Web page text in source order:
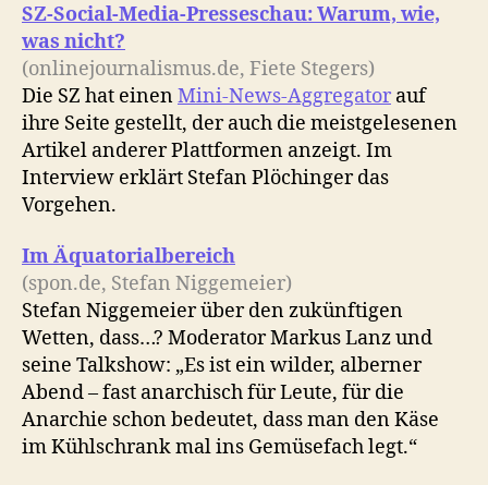
SZ-Social-Media-Presseschau: Warum, wie,
was nicht?
(onlinejournalismus.de, Fiete Stegers)
Die SZ hat einenMini-News-Aggregator auf
ihre Seite gestellt, der auch die meistgelesenen
Artikel anderer Plattformen anzeigt. Im
Interview erklärt Stefan Plöchinger das
Vorgehen.
Im Äquatorialbereich
(spon.de, Stefan Niggemeier)
Stefan Niggemeier über den zukünftigen
Wetten, dass…? Moderator Markus Lanz und
seine Talkshow: „Es ist ein wilder, alberner
Abend – fast anarchisch für Leute, für die
Anarchie schon bedeutet, dass man den Käse
im Kühlschrank mal ins Gemüsefach legt.“